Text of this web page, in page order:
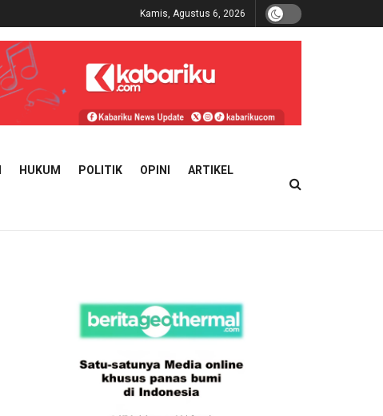
Kamis, Agustus 6, 2026
HUKUM POLITIK OPINI ARTIKEL